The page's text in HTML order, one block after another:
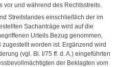
vor und während des Rechtsstreits.
Streitstandes einschließlich der im
Sachanträge wird auf die
Urteils Bezug genommen,
worden ist. Ergänzend wird
(vgl. Bl. I/75 ff. d. A.) eingeführten
der Beklagten vom